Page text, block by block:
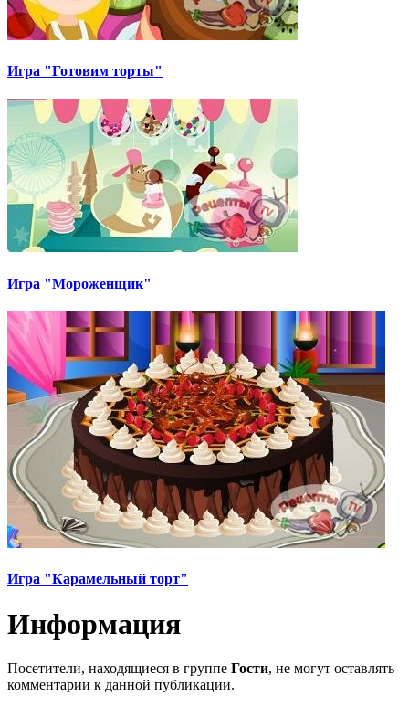
Игра "Готовим торты"
Игра "Мороженщик"
Игра "Карамельный торт"
Информация
Посетители, находящиеся в группе Гости, не могут оставлять
комментарии к данной публикации.